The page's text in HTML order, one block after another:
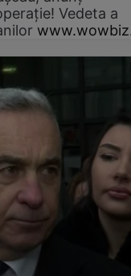
Vedeta a